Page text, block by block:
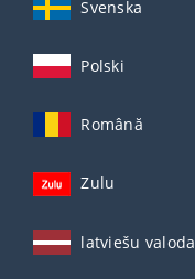
Svenska
Polski
Română
Zulu
latviešu valoda